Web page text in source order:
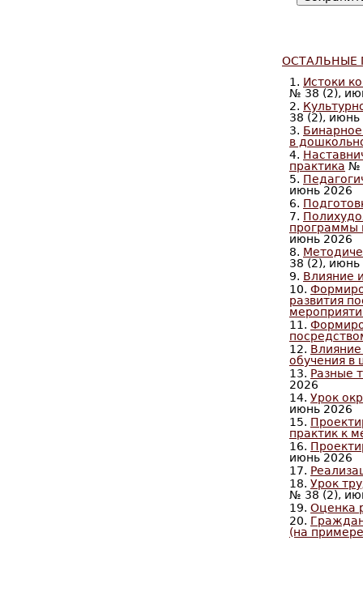
ОСТАЛЬНЫЕ
1. Истоки
№ 38 (2),
2.
38 (2), июнь
3.
в
4.
практика №
5.
июнь 2026
6.
7.
программы
июнь 2026
8.
38 (2), июнь
9. Влияние
10.
развития
11.
12. Влияние
обучения в
13. Разные
2026
14. Урок
июнь 2026
15.
практик к
16.
июнь 2026
17.
18. Урок
№ 38 (2),
19. Оценка
20.
(на